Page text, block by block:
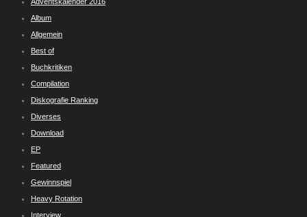
Album
Allgemein
Best of
Buchkritiken
Compilation
Diskografie Ranking
Diverses
Download
EP
Featured
Gewinnspiel
Heavy Rotation
Interview